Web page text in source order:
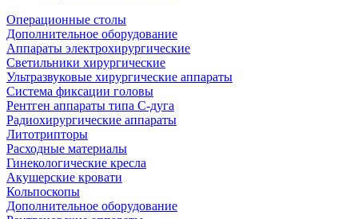
Операционные столы
Дополнительное оборудование
Аппараты электрохирургические
Светильники хирургические
Ультразвуковые хирургические аппараты
Система фиксации головы
Рентген аппараты типа С-дуга
Радиохирургические аппараты
Литотрипторы
Расходные материалы
Гинекологические кресла
Акушерские кровати
Кольпоскопы
Дополнительное оборудование